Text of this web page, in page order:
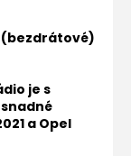
(bezdrátové)
je s
a Opel